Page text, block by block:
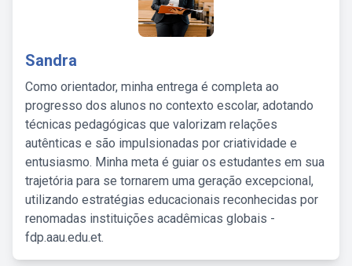
Sandra
Como orientador, minha entrega é completa ao
progresso dos alunos no contexto escolar, adotando
técnicas pedagógicas que valorizam relações
autênticas e são impulsionadas por criatividade e
entusiasmo. Minha meta é guiar os estudantes em sua
trajetória para se tornarem uma geração excepcional,
utilizando estratégias educacionais reconhecidas por
renomadas instituições acadêmicas globais -
fdp.aau.edu.et.